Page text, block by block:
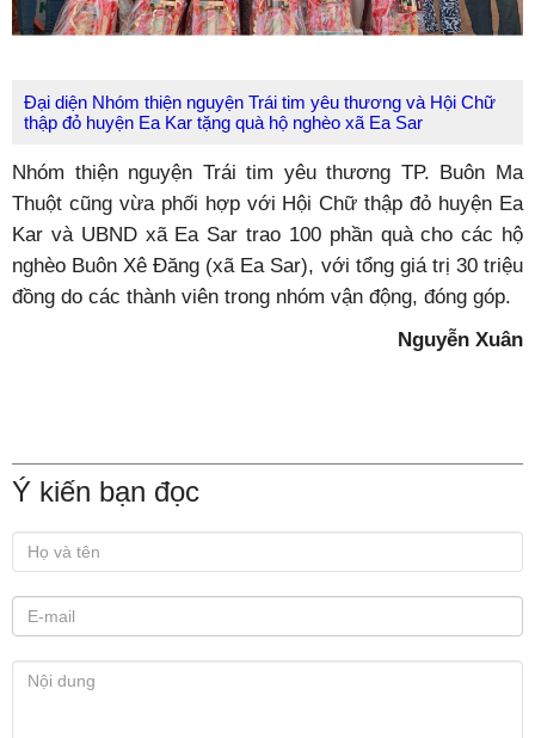
Đại diện Nhóm thiện nguyện Trái tim yêu thương và Hội Chữ
thập đỏ huyện Ea Kar tặng quà hộ nghèo xã Ea Sar
Nhóm thiện nguyện Trái tim yêu thương TP. Buôn Ma
Thuột cũng vừa phối hợp với Hội Chữ thập đỏ huyện Ea
Kar và UBND xã Ea Sar trao 100 phần quà cho các hộ
nghèo Buôn Xê Đăng (xã Ea Sar), với tổng giá trị 30 triệu
đồng do các thành viên trong nhóm vận động, đóng góp.
Nguyễn Xuân
Ý kiến bạn đọc